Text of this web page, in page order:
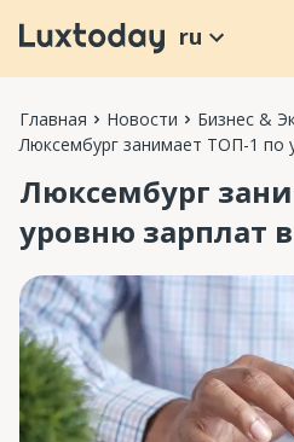
ru
Главная Новости
Бизнес &
Люксембург занимает ТОП-1 по
Люксембург
уровню зарплат